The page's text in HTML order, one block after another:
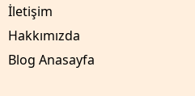
İletişim
Hakkımızda
Blog Anasayfa